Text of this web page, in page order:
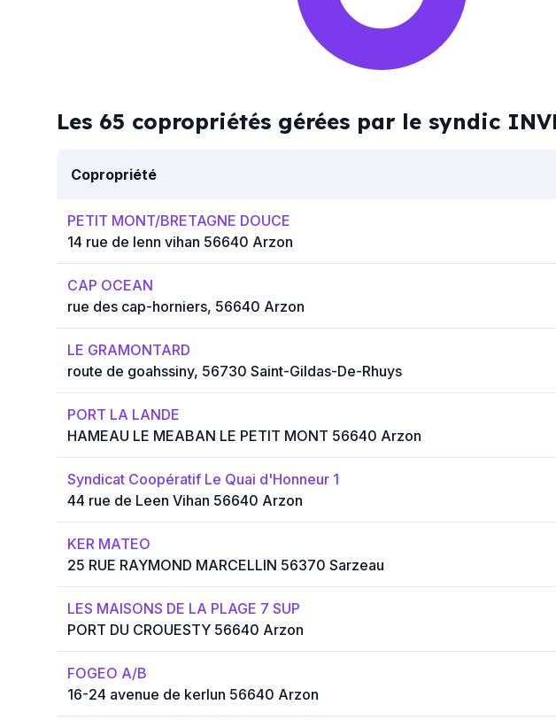
Les 65 copropriétés gérées par le syndic
Copropriété
PETIT MONT/BRETAGNE DOUCE
14 rue de lenn vihan 56640 Arzon
CAP OCEAN
rue des cap-horniers, 56640 Arzon
LE GRAMONTARD
route de goahssiny, 56730 Saint-Gildas-De-Rhuys
PORT LA LANDE
HAMEAU LE MEABAN LE PETIT MONT 56640 Arzon
Syndicat Coopératif Le Quai d'Honneur 1
44 rue de Leen Vihan 56640 Arzon
KER MATEO
25 RUE RAYMOND MARCELLIN 56370 Sarzeau
LES MAISONS DE LA PLAGE 7 SUP
PORT DU CROUESTY 56640 Arzon
FOGEO A/B
16-24 avenue de kerlun 56640 Arzon